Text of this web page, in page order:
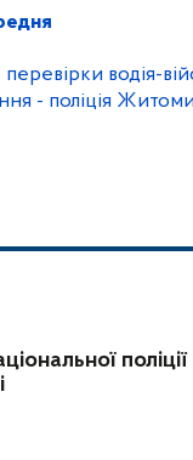
водія-
- поліція
поліції